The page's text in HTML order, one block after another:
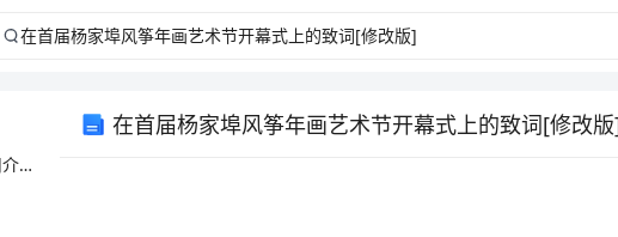
河北联葵贸易有限责任公司介绍企业发展分析报告
在首届杨家埠风筝年画艺术节开幕式上的致词[修改